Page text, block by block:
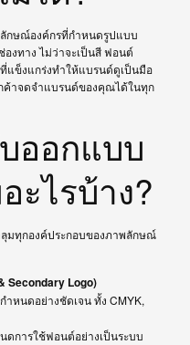
ลักษณ์องค์กรที่กำหนดรูปแบบ
องทาง ไม่ว่าจะเป็นสี ฟอนต์
แข็งแกร่งทำให้แบรนด์ดูเป็นมือ
ค้าจดจำแบรนด์ของคุณได้ในทุก
ออกแบบ
ะไรบ้าง?
มทุกองค์ประกอบของภาพลักษณ์
Secondary Logo)
หนดอย่างชัดเจน ทั้ง CMYK,
การใช้ฟอนต์อย่างเป็นระบบ